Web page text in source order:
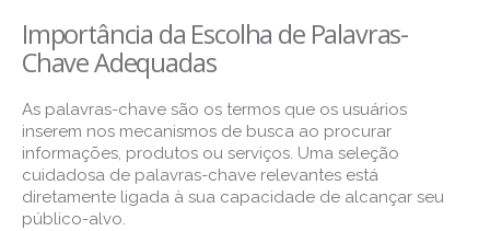
Importância da Escolha de Palavras-
Chave Adequadas
As palavras-chave são os termos que os usuários
inserem nos mecanismos de busca ao procurar
informações, produtos ou serviços. Uma seleção
cuidadosa de palavras-chave relevantes está
diretamente ligada à sua capacidade de alcançar seu
público-alvo.